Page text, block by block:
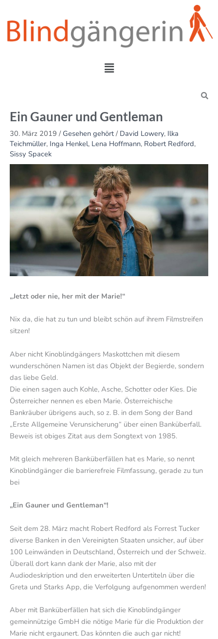
springen
Menü
Search
Ein Gauner und Gentleman
30. März 2019 / Gesehen gehört/ David Lowery, Ilka
Teichmüller, Inga Henkel, Lena Hoffmann, Robert Redford,
Sissy Spacek
„Jetzt oder nie, her mit der Marie!“
Nix da, die hat zu tun und bleibt schön auf ihrem Filmstreifen
sitzen!
Aber nicht Kinoblindgängers Maskottchen mit diesem
wunderschönen Namen ist das Objekt der Begierde, sondern
das liebe Geld.
Die einen sagen auch Kohle, Asche, Schotter oder Kies. Die
Österreicher nennen es eben Marie. Österreichische
Bankräuber übrigens auch, so z. B. in dem Song der Band
„Erste Allgemeine Verunsicherung“ über einen Banküberfall.
Beweis ist obiges Zitat aus dem Songtext von 1985.
Mit gleich mehreren Banküberfällen hat es Marie, so nennt
Kinoblindgänger die barrierefreie Filmfassung, gerade zu tun
bei
„Ein Gauner und Gentleman“!
Seit dem 28. März macht Robert Redford als Forrest Tucker
diverse Banken in den Vereinigten Staaten unsicher, auf über
100 Leinwänden in Deutschland, Österreich und der Schweiz.
Überall dort kann dank der Marie, also mit der
Audiodeskription und den erweiterten Untertiteln über die
Greta und Starks App, die Verfolgung aufgenommen werden!
Aber mit Banküberfällen hat sich die Kinoblindgänger
gemeinnützige GmbH die nötige Marie für die Produktion der
Marie nicht ergaunert. Das könnten die auch gar nicht!